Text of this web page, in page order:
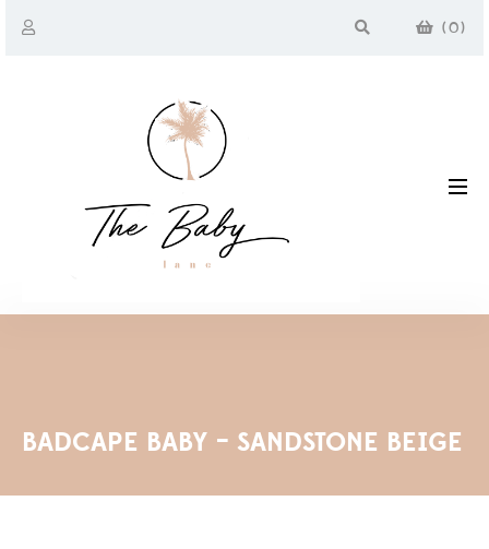
(0)
BADCAPE BABY – SANDSTONE BEIGE